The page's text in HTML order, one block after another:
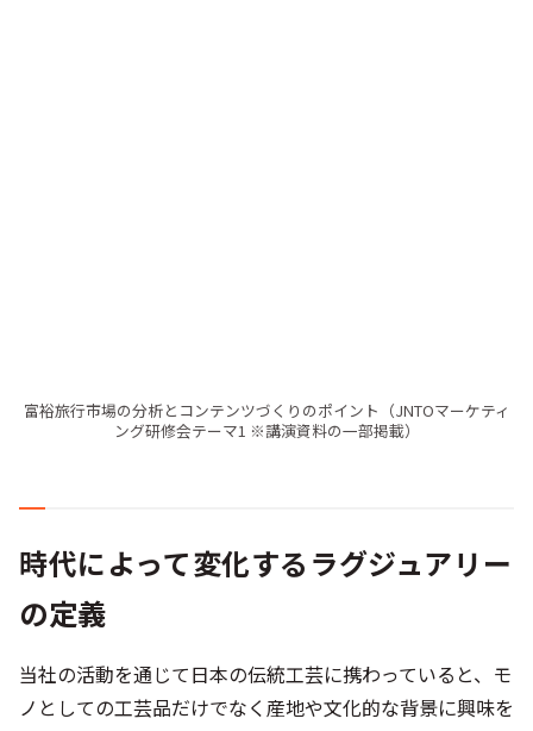
時代によって変化するラグジュアリー
ノとしての工芸品だけでなく産地や文化的な背景に興味を
持っているラグジュアリー層の方々が、とても多いことを
実感します。
上述したJNTOの調査などからも、ラグジュアリー層の
20-40代を中心に、地域の文化性(文化、起源、遺産、スタ